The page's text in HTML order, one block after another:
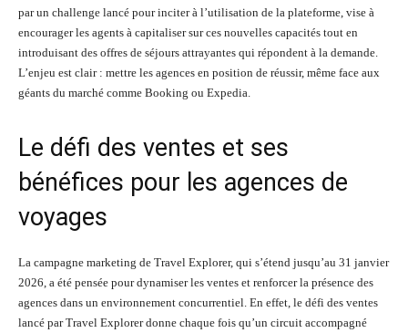
par un challenge lancé pour inciter à l’utilisation de la plateforme, vise à
encourager les agents à capitaliser sur ces nouvelles capacités tout en
introduisant des offres de séjours attrayantes qui répondent à la demande.
L’enjeu est clair : mettre les agences en position de réussir, même face aux
géants du marché comme Booking ou Expedia.
Le défi des ventes et ses
bénéfices pour les agences de
voyages
La campagne marketing de Travel Explorer, qui s’étend jusqu’au 31 janvier
2026, a été pensée pour dynamiser les ventes et renforcer la présence des
agences dans un environnement concurrentiel. En effet, le défi des ventes
lancé par Travel Explorer donne chaque fois qu’un circuit accompagné